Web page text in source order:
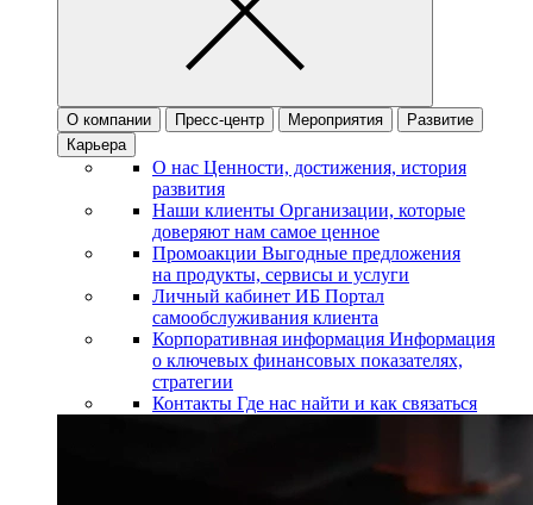
О компании Пресс-центр Мероприятия
Развитие
Карьера
О нас Ценности, достижения, история
развития
Наши клиенты Организации, которые
доверяют нам самое ценное
Промоакции Выгодные предложения
на продукты, сервисы и услуги
Личный кабинет ИБ Портал
самообслуживания клиента
Корпоративная информация Информация
о ключевых финансовых показателях,
стратегии
Контакты Где нас найти и как связаться